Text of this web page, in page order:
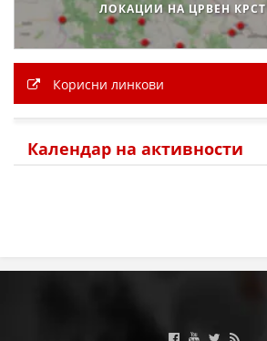
ЛОКАЦИИ НА ЦРВЕН
Корисни линкови
Календар на активности